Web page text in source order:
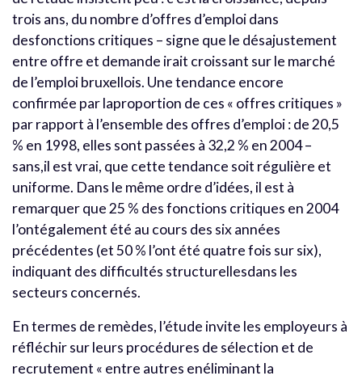
trois ans, du nombre d’offres d’emploi dans
desfonctions critiques – signe que le désajustement
entre offre et demande irait croissant sur le marché
de l’emploi bruxellois. Une tendance encore
confirmée par laproportion de ces « offres critiques »
par rapport à l’ensemble des offres d’emploi : de 20,5
% en 1998, elles sont passées à 32,2 % en 2004 –
sans,il est vrai, que cette tendance soit régulière et
uniforme. Dans le même ordre d’idées, il est à
remarquer que 25 % des fonctions critiques en 2004
l’ontégalement été au cours des six années
précédentes (et 50 % l’ont été quatre fois sur six),
indiquant des difficultés structurellesdans les
secteurs concernés.
En termes de remèdes, l’étude invite les employeurs à
réfléchir sur leurs procédures de sélection et de
recrutement « entre autres enéliminant la